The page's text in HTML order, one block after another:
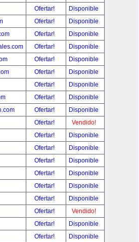
Ofertar!
Disponible
Ofertar!
Disponible
Ofertar!
Disponible
Ofertar!
Disponible
Ofertar!
Disponible
Ofertar!
Disponible
Ofertar!
Disponible
Ofertar!
Disponible
Ofertar!
Disponible
Ofertar!
Vendido!
Ofertar!
Disponible
Ofertar!
Disponible
Ofertar!
Disponible
Ofertar!
Disponible
Ofertar!
Disponible
Ofertar!
Disponible
Ofertar!
Vendido!
Ofertar!
Disponible
Ofertar!
Disponible